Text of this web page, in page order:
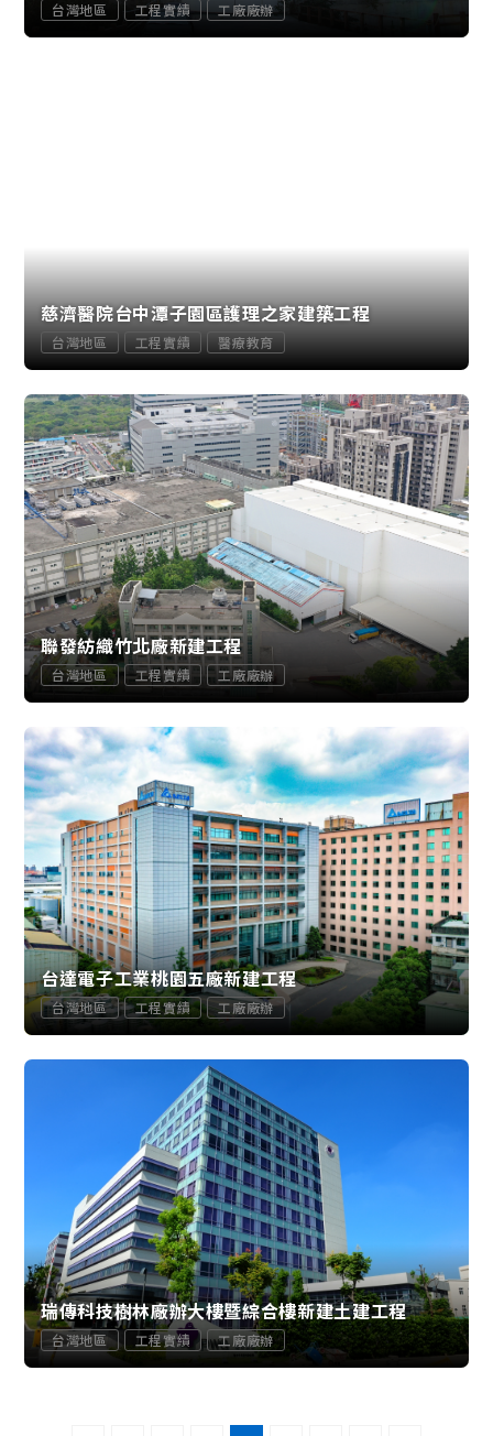
台灣地區 工程實績 工廠廠辦
慈濟醫院台中潭子園區護理之家建築工程
台灣地區 工程實績 醫療教育
聯發紡織竹北廠新建工程
台灣地區 工程實績 工廠廠辦
台達電子工業桃園五廠新建工程
台灣地區 工程實績 工廠廠辦
瑞傳科技樹林廠辦大樓暨綜合樓新建土建工程
台灣地區 工程實績 工廠廠辦